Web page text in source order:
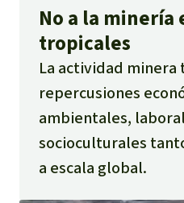
No a la minería
tropicales
La actividad
repercusiones
ambientales,
socioculturales
a escala global.